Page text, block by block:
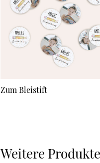
Zum Bleistift
Weitere